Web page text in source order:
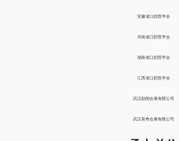
安徽省口腔医学会
河南省口腔医学会
湖南省口腔医学会
江西省口腔医学会
武汉励闻会展有限公司
武汉英奇会展有限公司